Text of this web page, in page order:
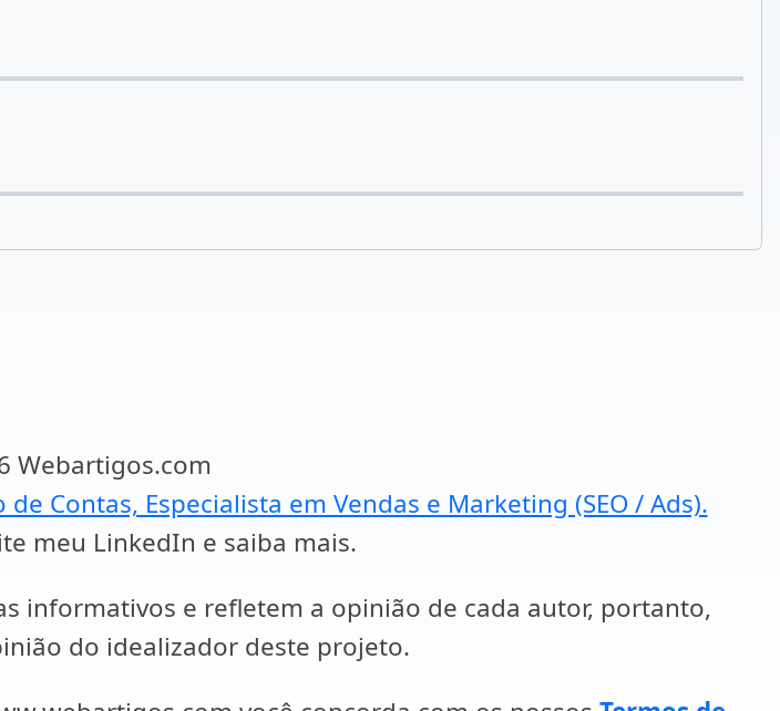
Webartigos.com
Contas, Especialista em Vendas e Marketing (SEO / Ads).
meu LinkedIn e saiba mais.
informativos e refletem a opinião de cada autor, portanto,
do idealizador deste projeto.